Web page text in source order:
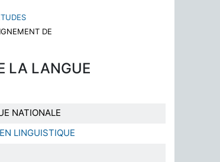
DE
LA LANGUE
NATIONALE
LINGUISTIQUE